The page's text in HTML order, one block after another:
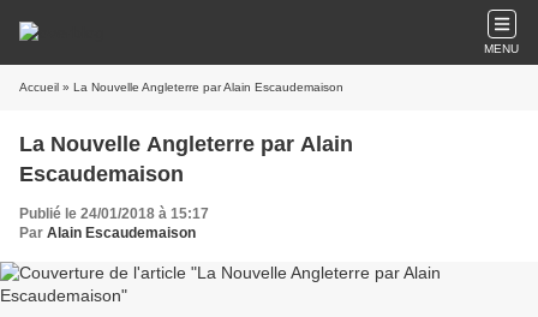
MENU
Accueil » La Nouvelle Angleterre par Alain Escaudemaison
La Nouvelle Angleterre par Alain
Escaudemaison
Publié le 24/01/2018 à 15:17
Par Alain Escaudemaison